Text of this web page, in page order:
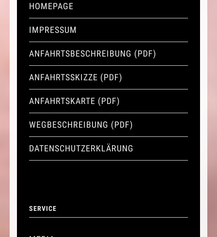
HOMEPAGE
IMPRESSUM
ANFAHRTSBESCHREIBUNG (PDF)
ANFAHRTSSKIZZE (PDF)
ANFAHRTSKARTE (PDF)
WEGBESCHREIBUNG (PDF)
DATENSCHUTZERKLÄRUNG
SERVICE